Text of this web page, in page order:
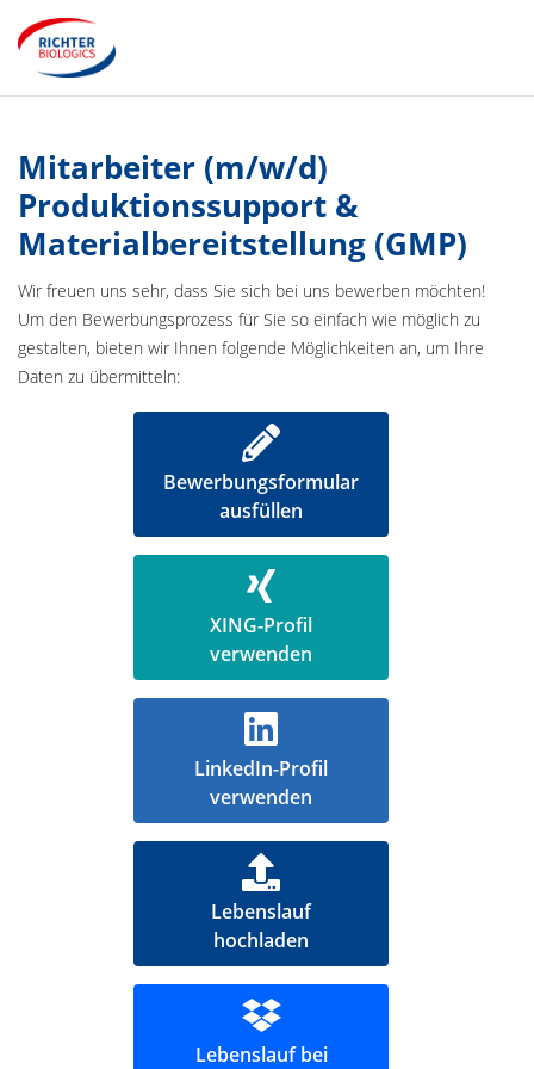
Mitarbeiter (m/w/d)
Produktionssupport &
Materialbereitstellung (GMP)
Wir freuen uns sehr, dass Sie sich bei uns bewerben möchten!
Um den Bewerbungsprozess für Sie so einfach wie möglich zu
gestalten, bieten wir Ihnen folgende Möglichkeiten an, um Ihre
Daten zu übermitteln:
Bewerbungsformular
ausfüllen
XING-Profil
verwenden
LinkedIn-Profil
verwenden
Lebenslauf
hochladen
Lebenslauf bei